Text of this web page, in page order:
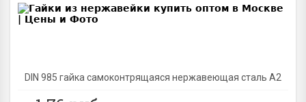
DIN 985 гайка самоконтрящаяся нержавеющая сталь A2